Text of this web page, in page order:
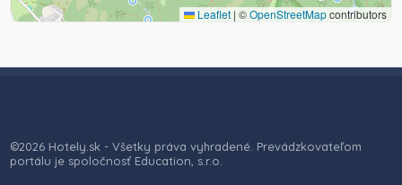
Leaflet | ©OpenStreetMapcontributors
©2026 Hotely.sk - Všetky práva vyhradené. Prevádzkovateľom
portálu je spoločnosť Education, s.r.o.